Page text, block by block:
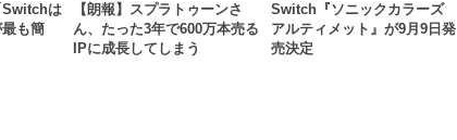
Switchは
も簡
【朗報】スプラトゥーンさ
ん、たった3年で600万本売る
IPに成長してしまう
Switch『ソニックカラーズ
アルティメット』が9月9日発
売決定